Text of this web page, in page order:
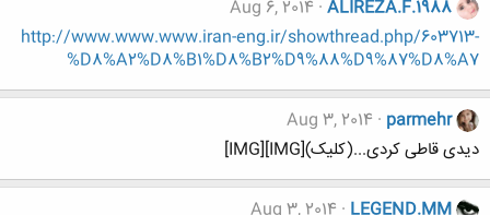
ALIREZA.F.1988
Aug 6, 2014
http://www.www.www.iran-eng.ir/showthread.php/603713-
%D8%A2%D8%B1%D8%B2%D9%88%D9%87%D8%A7
parmehr
Aug 3, 2014
دیدی قاطی کردی...(کلیک)[IMG][IMG]